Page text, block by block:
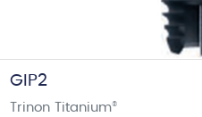
GIP2
Trinon Titanium®